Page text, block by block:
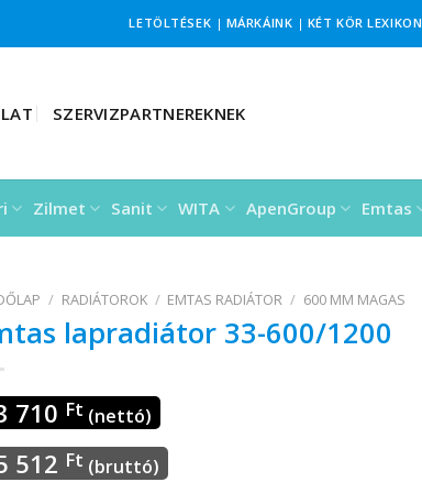
LETÖLTÉSEK | MÁRKÁINK | KÉT KÖR LEXIKON
SZERVIZPARTNEREKNEK
Zilmet Sanit WITA ApenGroup Emtas
/ RADIÁTOROK / EMTAS RADIÁTOR / 600 MM MAGAS
lapradiátor 33-600/1200
710 Ft (nettó)
512 Ft (bruttó)